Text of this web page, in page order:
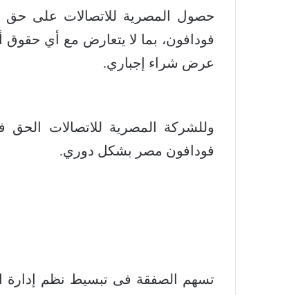
حصول المصرية للاتصالات على
فودافون، بما لا يتعارض مع أي
عرض شراء إجباري.
وللشركة المصرية للاتصالات
فودافون مصر بشكل دوري.
تسهم الصفقة فى تبسيط نظم إدارة